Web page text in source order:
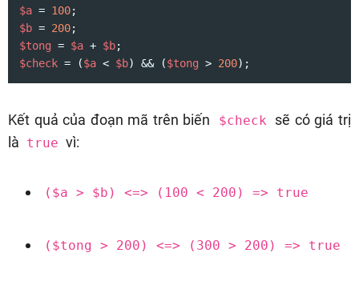
$a = 100
$b = 200
$tong = $a + $b
$check = ($a < $b) && ($tong > 200);
Kết quả của đoạn mã trên biến $check
sẽ có giá trị
là true vì:
($a > $b) <=> (100 < 200) => true
($tong > 200) <=> (300 > 200) => true